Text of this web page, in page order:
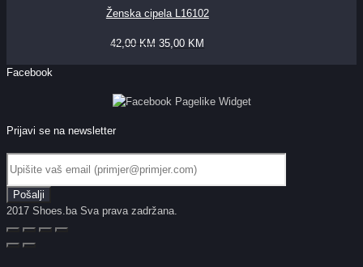
Ženska cipela L16102
42,00 KM 35,00 KM
Facebook
Prijavi se na newsletter
2017 Shoes.ba Sva prava zadržana.